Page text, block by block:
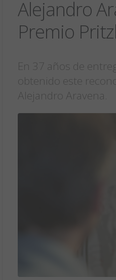
Alejandro
Premio
En 37 años de
obtenido este
Alejandro Aravena.